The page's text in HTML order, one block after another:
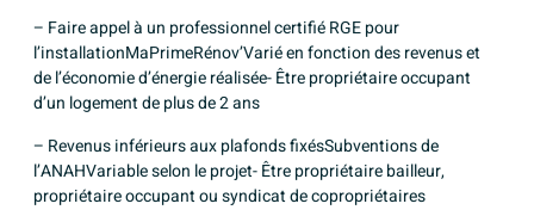
– Faire appel à un professionnel certifié RGE pour
l’installationMaPrimeRénov’Varié en fonction des revenus et
de l’économie d’énergie réalisée- Être propriétaire occupant
d’un logement de plus de 2 ans
– Revenus inférieurs aux plafonds fixésSubventions de
l’ANAHVariable selon le projet- Être propriétaire bailleur,
propriétaire occupant ou syndicat de copropriétaires